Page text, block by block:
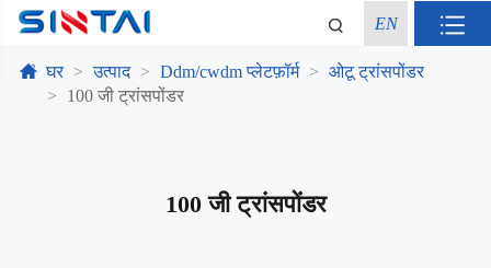
EN
घर उत्पाद Ddm/cwdm प्लेटफ़ॉर्म
ओटू ट्रांसपोंडर
100 जी ट्रांसपोंडर
100 जी ट्रांसपोंडर